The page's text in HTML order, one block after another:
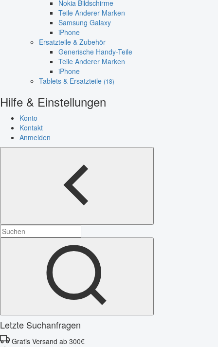
Nokia Bildschirme
Teile Anderer Marken
Samsung Galaxy
iPhone
Ersatzteile & Zubehör
Generische Handy-Teile
Teile Anderer Marken
iPhone
Tablets & Ersatzteile (18)
Hilfe & Einstellungen
Konto
Kontakt
Anmelden
Letzte Suchanfragen
Gratis Versand ab 300€